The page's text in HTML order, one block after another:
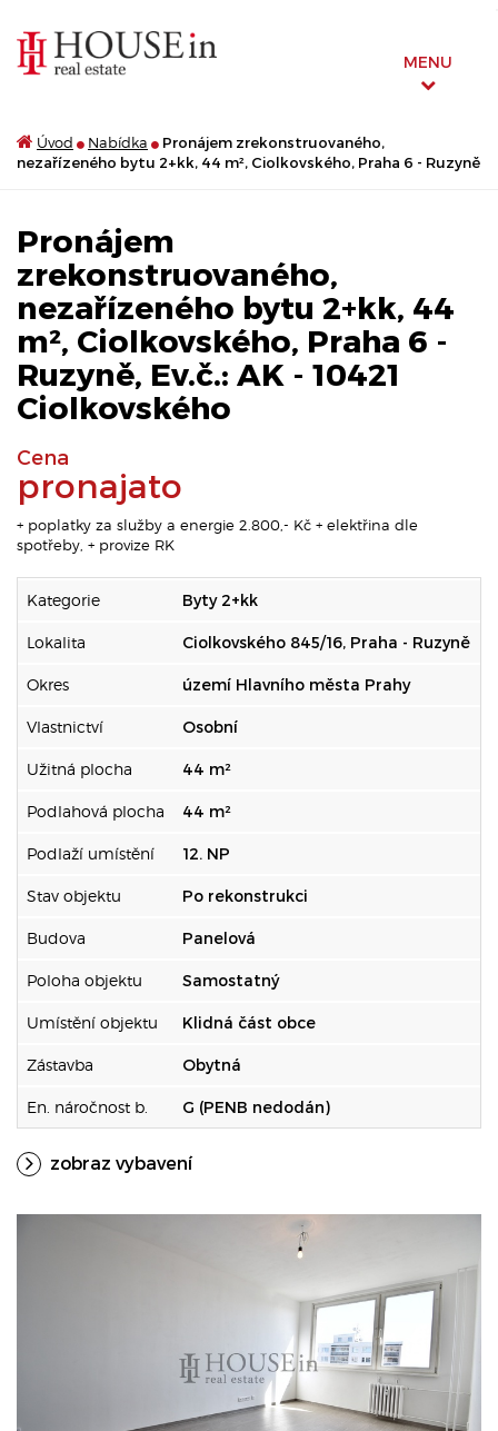
MENU
Úvod Nabídka
Pronájem zrekonstruovaného,
nezařízeného bytu 2+kk, 44 m², Ciolkovského, Praha 6 - Ruzyně
Pronájem
zrekonstruovaného,
nezařízeného bytu 2+kk, 44
m², Ciolkovského, Praha 6 -
Ruzyně, Ev.č.: AK - 10421
Ciolkovského
Cena
pronajato
+ poplatky za služby a energie 2.800,- Kč + elektřina dle
spotřeby, + provize RK
Kategorie Byty 2+kk
Lokalita Ciolkovského 845/16, Praha - Ruzyně
Okres území Hlavního města Prahy
Vlastnictví Osobní
Užitná plocha 44 m²
Podlahová plocha 44 m²
Podlaží umístění 12. NP
Stav objektu Po rekonstrukci
Budova Panelová
Poloha objektu Samostatný
Umístění objektu Klidná část obce
Zástavba Obytná
En. náročnost b. G (PENB nedodán)
zobraz vybavení